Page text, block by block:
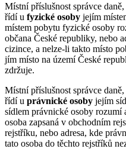
Místní příslušnost správce
řídí u fyzické osoby jejím
místem pobytu fyzické osoby
občana České republiky, nebo
cizince, a nelze-li takto místo
jím místo na území České
zdržuje.
Místní příslušnost správce
řídí u právnické osoby jejím
sídlem právnické osoby rozumí
osoba zapsaná v obchodním
rejstříku, nebo adresa, kde
tato osoba do těchto rejstříků